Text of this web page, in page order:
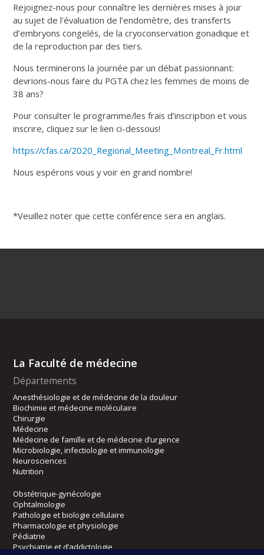
Rejoignez-nous pour connaître les dernières mises à jour
au sujet de l’évaluation de l’endomètre, des transferts
d’embryons congelés, de la cryoconservation gonadique et
de la reproduction par des tiers.
Nous terminerons la journée par un débat passionnant:
devrions-nous faire du PGTA chez les femmes de moins de
38 ans?
Pour consulter le programme/les frais d’inscription et vous
inscrire, cliquez sur le lien ci-dessous!
https://cfas.ca/2020_Regional_Meeting_Montreal_Fr.html
Nous espérons vous y voir en grand nombre!
*Veuillez noter que cette conférence sera en anglais.
La Faculté de médecine
Départements
Anesthésiologie et de médecine de la douleur
Biochimie et médecine moléculaire
Chirurgie
Médecine
Médecine de famille et de médecine d’urgence
Microbiologie, infectiologie et immunologie
Neurosciences
Nutrition
Obstétrique-gynécologie
Ophtalmologie
Pathologie et biologie cellulaire
Pharmacologie et physiologie
Pédiatrie
Psychiatrie et d’addictologie